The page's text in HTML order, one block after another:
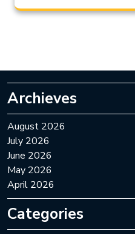
Archieves
August 2026
July 2026
June 2026
May 2026
April 2026
Categories